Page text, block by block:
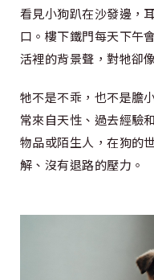
看見小狗趴在沙發邊，
口。樓下鐵門每天下午
活裡的背景聲，對牠卻
牠不是不乖，也不是膽
常來自天性、過去經驗
物品或陌生人，在狗的
解、沒有退路的壓力。